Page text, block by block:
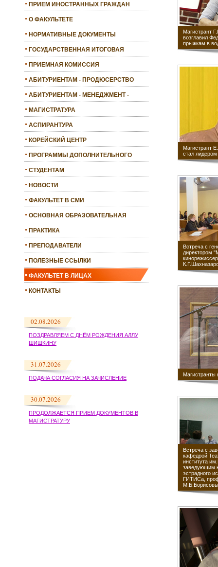
ПРИЕМ ИНОСТРАННЫХ ГРАЖДАН
О ФАКУЛЬТЕТЕ
НОРМАТИВНЫЕ ДОКУМЕНТЫ
ГОСУДАРСТВЕННАЯ ИТОГОВАЯ
ПРИЕМНАЯ КОМИССИЯ
АБИТУРИЕНТАМ - ПРОДЮСЕРСТВО
АБИТУРИЕНТАМ - МЕНЕДЖМЕНТ -
МАГИСТРАТУРА
АСПИРАНТУРА
КОРЕЙСКИЙ ЦЕНТР
ПРОГРАММЫ ДОПОЛНИТЕЛЬНОГО
СТУДЕНТАМ
НОВОСТИ
ФАКУЛЬТЕТ В СМИ
ОСНОВНАЯ ОБРАЗОВАТЕЛЬНАЯ
ПРАКТИКА
ПРЕПОДАВАТЕЛИ
ПОЛЕЗНЫЕ ССЫЛКИ
ФАКУЛЬТЕТ В ЛИЦАХ
КОНТАКТЫ
02.08.2026
ПОЗДРАВЛЯЕМ С ДНЁМ РОЖДЕНИЯ АЛЛУ
ШИШКИНУ
31.07.2026
ПОДАЧА СОГЛАСИЯ НА ЗАЧИСЛЕНИЕ
30.07.2026
ПРОДОЛЖАЕТСЯ ПРИЕМ ДОКУМЕНТОВ В
МАГИСТРАТУРУ
Магистрант
возглавил
прыжкам в
Магистрант
стал лидером
Встреча с
директором
Встреча с
кафедрой
института
заведующим
эстрадного
ГИТИСа,